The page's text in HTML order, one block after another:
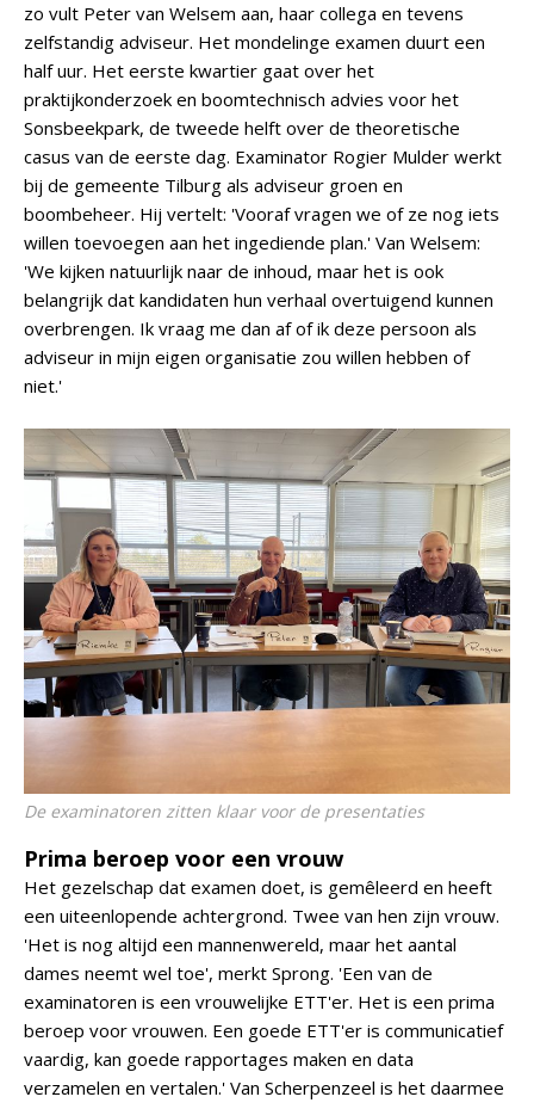
zo vult Peter van Welsem aan, haar collega en tevens
zelfstandig adviseur. Het mondelinge examen duurt een
half uur. Het eerste kwartier gaat over het
praktijkonderzoek en boomtechnisch advies voor het
Sonsbeekpark, de tweede helft over de theoretische
casus van de eerste dag. Examinator Rogier Mulder werkt
bij de gemeente Tilburg als adviseur groen en
boombeheer. Hij vertelt: 'Vooraf vragen we of ze nog iets
willen toevoegen aan het ingediende plan.' Van Welsem:
'We kijken natuurlijk naar de inhoud, maar het is ook
belangrijk dat kandidaten hun verhaal overtuigend kunnen
overbrengen. Ik vraag me dan af of ik deze persoon als
adviseur in mijn eigen organisatie zou willen hebben of
niet.'
De examinatoren zitten klaar voor de presentaties
Prima beroep voor een vrouw
Het gezelschap dat examen doet, is gemêleerd en heeft
een uiteenlopende achtergrond. Twee van hen zijn vrouw.
'Het is nog altijd een mannenwereld, maar het aantal
dames neemt wel toe', merkt Sprong. 'Een van de
examinatoren is een vrouwelijke ETT'er. Het is een prima
beroep voor vrouwen. Een goede ETT'er is communicatief
vaardig, kan goede rapportages maken en data
verzamelen en vertalen.' Van Scherpenzeel is het daarmee